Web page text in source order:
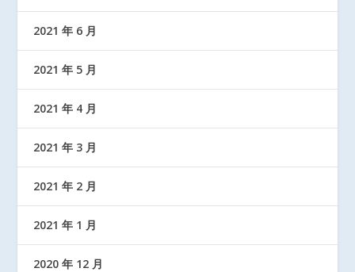
2021 年 6 月
2021 年 5 月
2021 年 4 月
2021 年 3 月
2021 年 2 月
2021 年 1 月
2020 年 12 月